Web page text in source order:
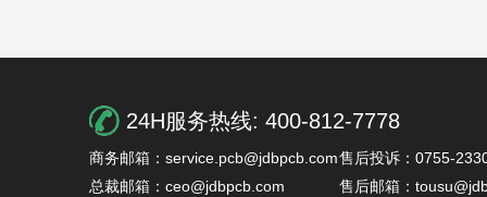
24H服务热线: 400-812-7778
商务邮箱：service.pcb@jdbpcb.com售后投诉：0755-
总裁邮箱：ceo@jdbpcb.com
售后邮箱：